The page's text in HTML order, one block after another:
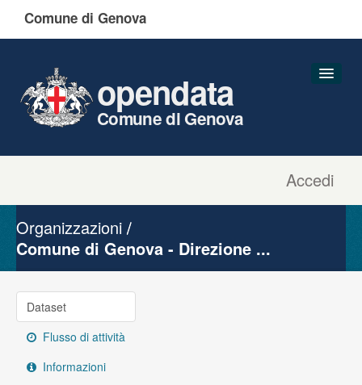
Comune di Genova
Accedi
opendata
Comune di Genova
Gruppi
Organizzazioni
Comune di Genova - Direzione ...
Dataset
Flusso di attività
Informazioni